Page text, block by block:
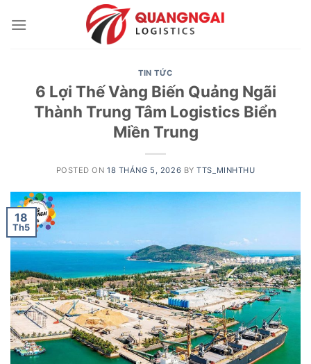
TIN TỨC
6 Lợi Thế Vàng Biến Quảng Ngãi
Thành Trung Tâm Logistics Biển
Miền Trung
POSTED ON18 THÁNG 5, 2026 BYTTS_MINHTHU
18
Th5